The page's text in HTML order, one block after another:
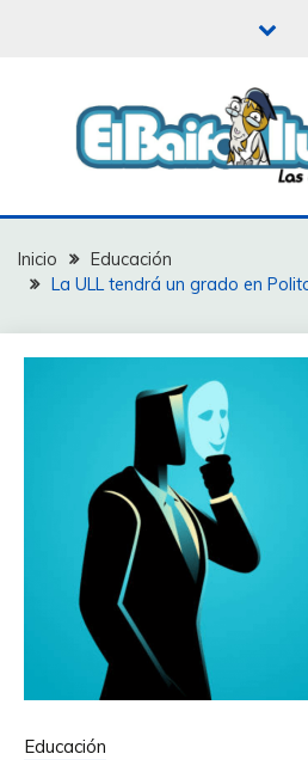
EL BAIFO
Inicio
Educación
La ULL tendrá un grado en
Educación